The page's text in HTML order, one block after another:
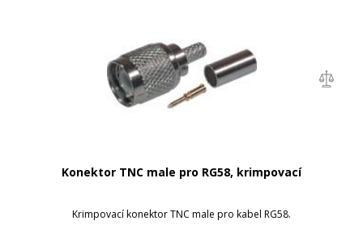
Konektor TNC male pro RG58, krimpovací
Krimpovací konektor TNC male pro kabel RG58.